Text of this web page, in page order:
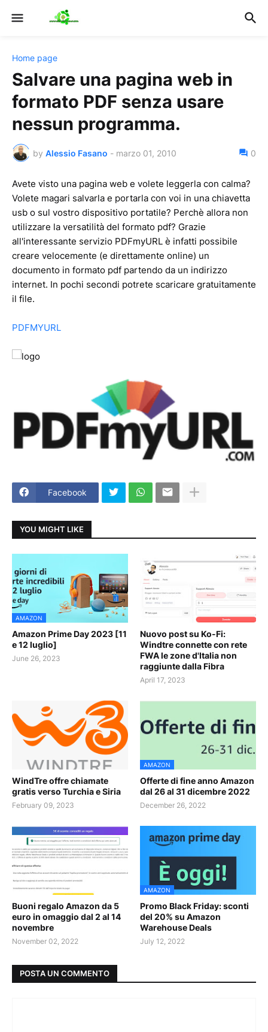
Home page
Salvare una pagina web in
formato PDF senza usare
nessun programma.
by Alessio Fasano - marzo 01, 2010 0
Avete visto una pagina web e volete leggerla con calma?
Volete magari salvarla e portarla con voi in una chiavetta
usb o sul vostro dispositivo portatile? Perchè allora non
utilizzare la versatilità del formato pdf? Grazie
all'interessante servizio PDFmyURL è infatti possibile
creare velocemente (e direttamente online) un
documento in formato pdf partendo da un indirizzo
internet. In pochi secondi potrete scaricare gratuitamente
il file.
PDFMYURL
Facebook
YOU MIGHT LIKE
AMAZON
Amazon Prime Day 2023 [11
e 12 luglio]
June 26, 2023
Nuovo post su Ko-Fi:
Windtre connette con rete
FWA le zone d'Italia non
raggiunte dalla Fibra
April 17, 2023
WindTre offre chiamate
gratis verso Turchia e Siria
February 09, 2023
AMAZON
Offerte di fine anno Amazon
dal 26 al 31 dicembre 2022
December 26, 2022
Buoni regalo Amazon da 5
euro in omaggio dal 2 al 14
novembre
November 02, 2022
AMAZON
Promo Black Friday: sconti
del 20% su Amazon
Warehouse Deals
July 12, 2022
POSTA UN COMMENTO